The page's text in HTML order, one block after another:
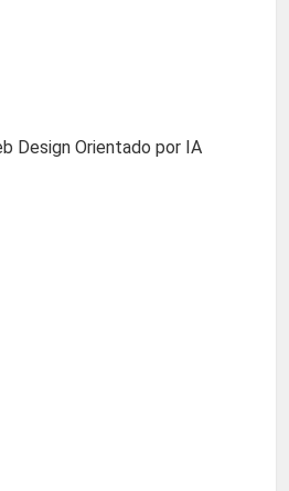
Design Orientado por IA